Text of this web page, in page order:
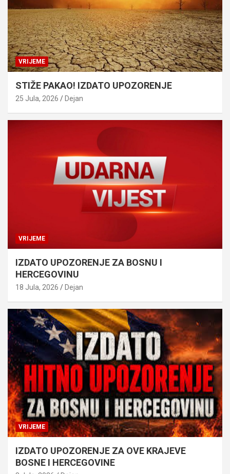
VRIJEME
STIŽE PAKAO! IZDATO UPOZORENJE
25 Jula, 2026 Dejan
VRIJEME
IZDATO UPOZORENJE ZA BOSNU I
HERCEGOVINU
18 Jula, 2026 Dejan
VRIJEME
IZDATO UPOZORENJE ZA OVE KRAJEVE
BOSNE I HERCEGOVINE